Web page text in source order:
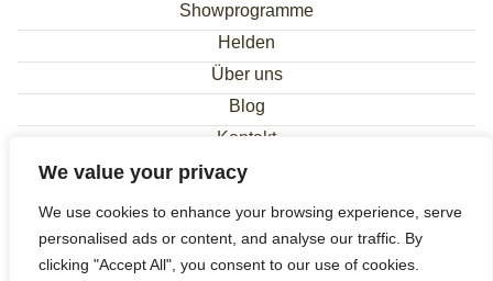
We value your privacy
We use cookies to enhance your browsing experience, serve
personalised ads or content, and analyse our traffic. By
clicking "Accept All", you consent to our use of cookies.
Showprogramme
Helden
Über uns
Blog
Kontakt
Galerie
Impressum
© 2026 «WowShow» All rights reserved